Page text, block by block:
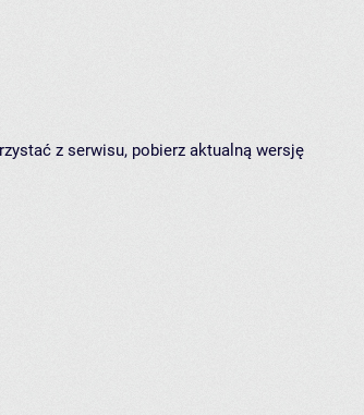
z serwisu, pobierz aktualną wersję